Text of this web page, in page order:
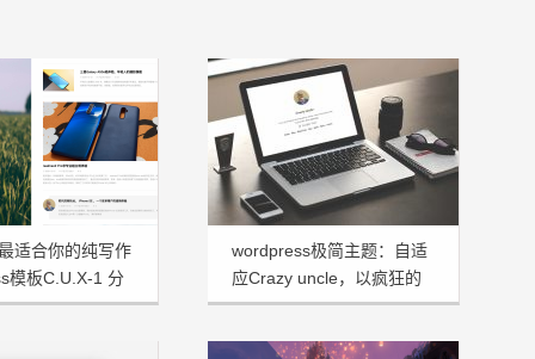
适合你的纯写作
模板C.U.X-1 分
wordpress极简主题：自适
应Crazy uncle，以疯狂的
大叔命名！